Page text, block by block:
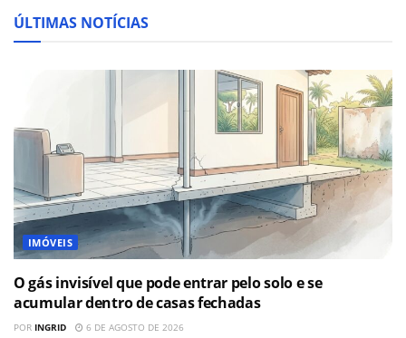
ÚLTIMAS NOTÍCIAS
IMÓVEIS
O gás invisível que pode entrar pelo solo e se
acumular dentro de casas fechadas
POR INGRID 6 DE AGOSTO DE 2026